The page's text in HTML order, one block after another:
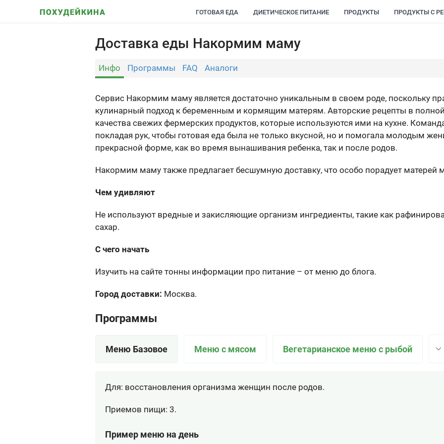
ГОТОВАЯ ЕДА ДИЕТИЧЕСКОЕ ПИТАНИЕ ПРОДУКТЫ ПРОДУКТЫ С
Доставка еды Накормим маму
Инфо Программы FAQ Аналоги
Сервис Накормим маму является достаточно уникальным в своем роде, поскольку
кулинарный подход к беременным и кормящим матерям. Авторские рецепты в
качества свежих фермерских продуктов, которые используются ими на кухне.
покладая рук, чтобы готовая еда была не только вкусной, но и помогала молодым
прекрасной форме, как во время вынашивания ребенка, так и после родов.
Накормим маму также предлагает бесшумную доставку, что особо порадует матерей
Чем удивляют
Не используют вредные и закисляющие организм ингредиенты, такие как
сахар.
С чего начать
Изучить на сайте тонны информации про питание – от меню до блога.
Город доставки: Москва.
Программы
Меню Базовое Меню с мясом Вегетарианское меню с рыбой
Для: восстановления организма женщин после родов.
Приемов пищи: 3.
Пример меню на день